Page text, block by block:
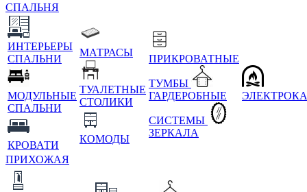
СПАЛЬНЯ
ИНТЕРЬЕРЫ
СПАЛЬНИ
МОДУЛЬНЫЕ
СПАЛЬНИ
КРОВАТИ
МАТРАСЫ
ТУАЛЕТНЫЕ
СТОЛИКИ
КОМОДЫ
ПРИКРОВАТНЫЕ
ТУМБЫ
ГАРДЕРОБНЫЕ
СИСТЕМЫ
ЗЕРКАЛА
ПРИХОЖАЯ